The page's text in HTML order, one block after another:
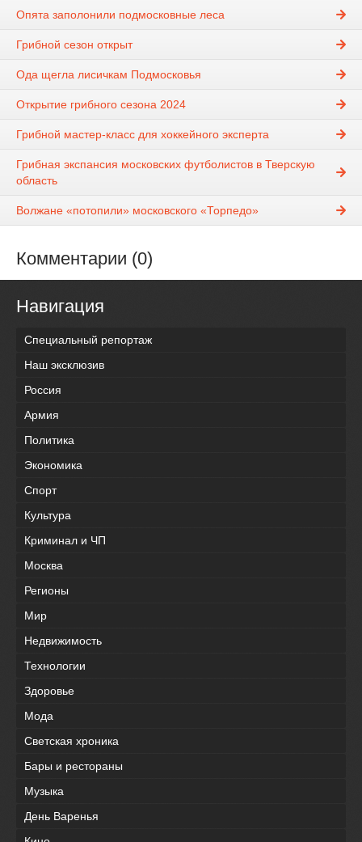
Опята заполонили подмосковные леса
Грибной сезон открыт
Ода щегла лисичкам Подмосковья
Открытие грибного сезона 2024
Грибной мастер-класс для хоккейного эксперта
Грибная экспансия московских футболистов в Тверскую
область
Волжане «потопили» московского «Торпедо»
Комментарии (0)
Навигация
Специальный репортаж
Наш эксклюзив
Россия
Армия
Политика
Экономика
Спорт
Культура
Криминал и ЧП
Москва
Регионы
Мир
Недвижимость
Технологии
Здоровье
Мода
Светская хроника
Бары и рестораны
Музыка
День Варенья